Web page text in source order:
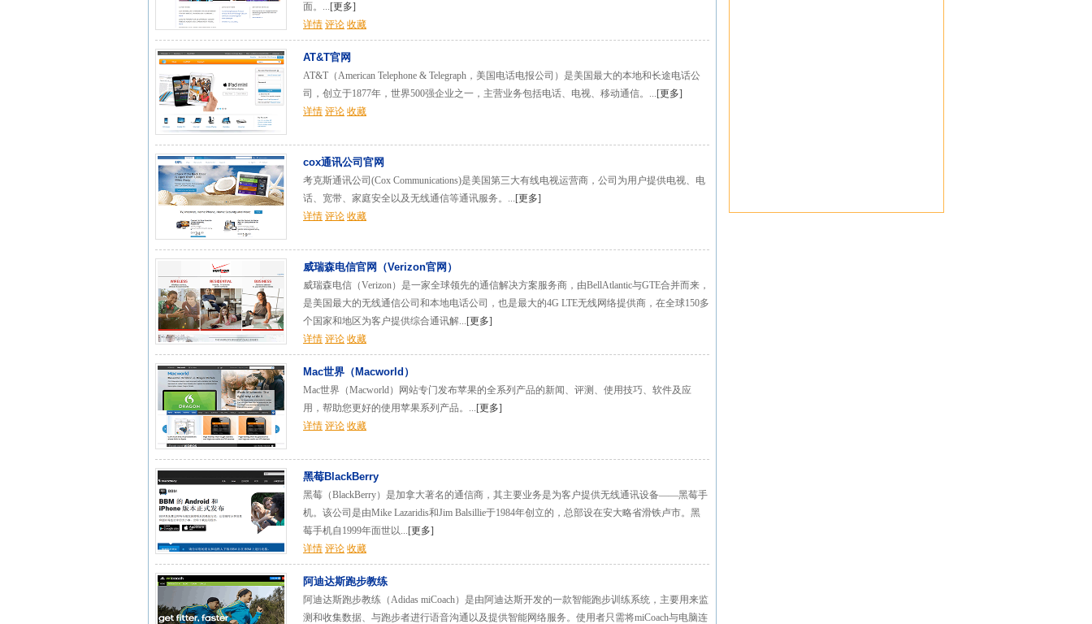
面。...[更多]
详情 评论 收藏
AT&T官网
AT&T（American Telephone & Telegraph，美国电话电报公司）是美国最大的本地和长途电话公
司，创立于1877年，世界500强企业之一，主营业务包括电话、电视、移动通信。...[更多]
详情 评论 收藏
cox通讯公司官网
考克斯通讯公司(Cox Communications)是美国第三大有线电视运营商，公司为用户提供电视、电
话、宽带、家庭安全以及无线通信等通讯服务。...[更多]
详情 评论 收藏
威瑞森电信官网（Verizon官网）
威瑞森电信（Verizon）是一家全球领先的通信解决方案服务商，由BellAtlantic与GTE合并而来，
是美国最大的无线通信公司和本地电话公司，也是最大的4G LTE无线网络提供商，在全球150多
个国家和地区为客户提供综合通讯解...[更多]
详情 评论 收藏
Mac世界（Macworld）
Mac世界（Macworld）网站专门发布苹果的全系列产品的新闻、评测、使用技巧、软件及应
用，帮助您更好的使用苹果系列产品。...[更多]
详情 评论 收藏
黑莓BlackBerry
黑莓（BlackBerry）是加拿大著名的通信商，其主要业务是为客户提供无线通讯设备——黑莓手
机。该公司是由Mike Lazaridis和Jim Balsillie于1984年创立的，总部设在安大略省滑铁卢市。黑
莓手机自1999年面世以...[更多]
详情 评论 收藏
阿迪达斯跑步教练
阿迪达斯跑步教练（Adidas miCoach）是由阿迪达斯开发的一款智能跑步训练系统，主要用来监
测和收集数据、与跑步者进行语音沟通以及提供智能网络服务。使用者只需将miCoach与电脑连